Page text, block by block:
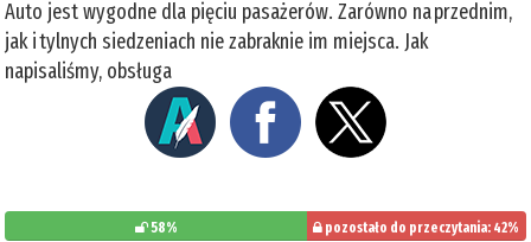
Auto jest wygodne dla pięciu pasażerów. Zarówno na przednim,
jak i tylnych siedzeniach nie zabraknie im miejsca. Jak
napisaliśmy, obsługa
58% pozostało do przeczytania: 42%